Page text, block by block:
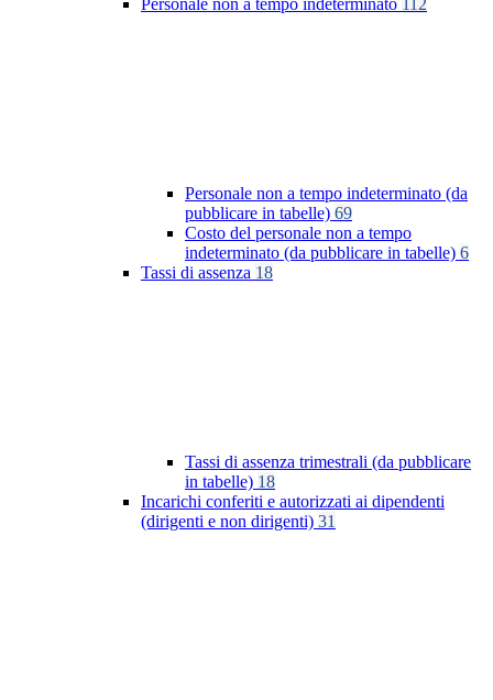
Personale non a tempo indeterminato 112
Personale non a tempo indeterminato (da
pubblicare in tabelle) 69
Costo del personale non a tempo
indeterminato (da pubblicare in tabelle) 6
Tassi di assenza 18
Tassi di assenza trimestrali (da pubblicare
in tabelle) 18
Incarichi conferiti e autorizzati ai dipendenti
(dirigenti e non dirigenti) 31